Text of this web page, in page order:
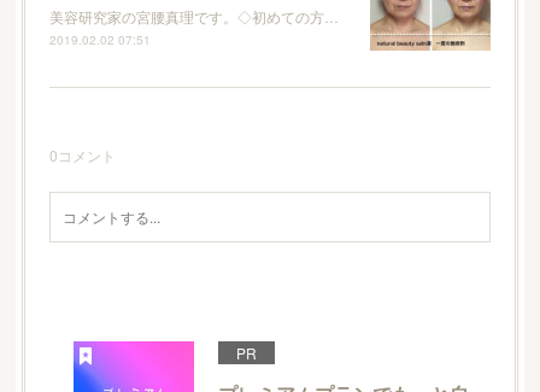
美容研究家の宮腰真理です。◇初めての方…
2019.02.02 07:51
0コメント
PR